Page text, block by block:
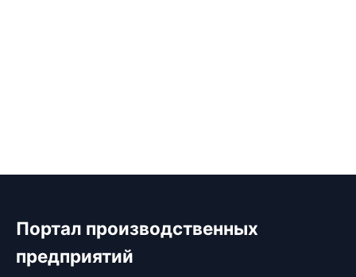
Портал производственных
предприятий